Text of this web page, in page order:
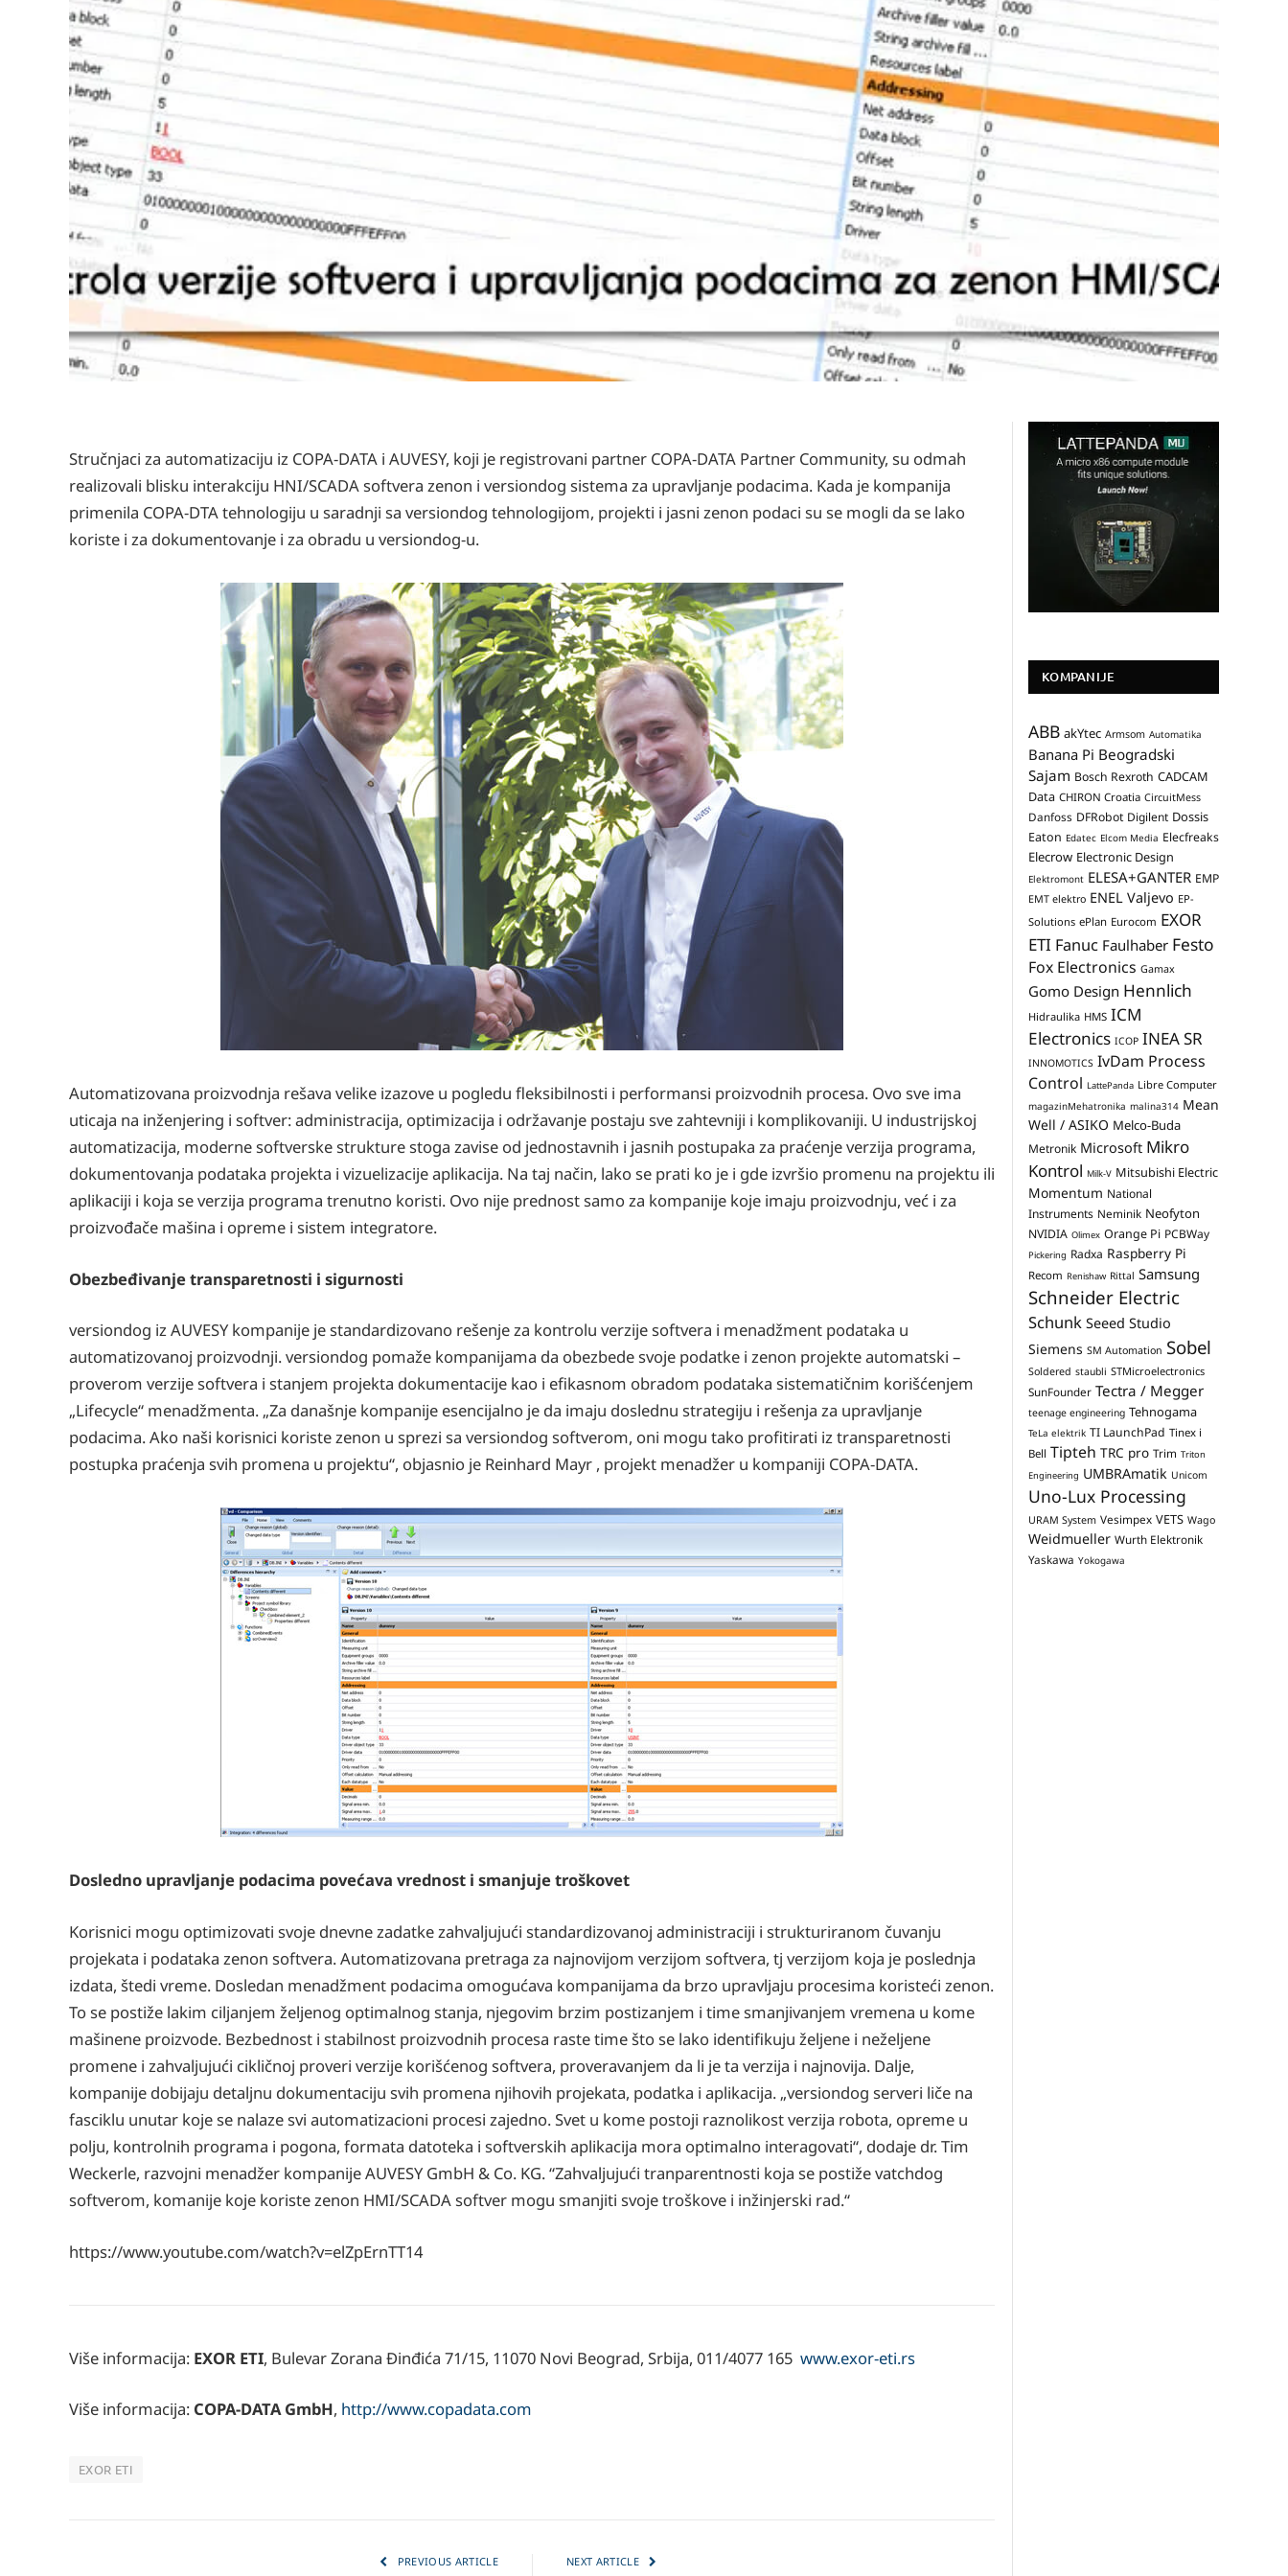
Stručnjaci za automatizaciju iz COPA-DATA i AUVESY, koji je registrovani partner COPA-DATA Partner Community, su odmah
realizovali blisku interakciju HNI/SCADA softvera zenon i versiondog sistema za upravljanje podacima. Kada je kompanija
primenila COPA-DTA tehnologiju u saradnji sa versiondog tehnologijom, projekti i jasni zenon podaci su se mogli da se lako
koriste i za dokumentovanje i za obradu u versiondog-u.
Automatizovana proizvodnja rešava velike izazove u pogledu fleksibilnosti i performansi proizvodnih procesa. Ovo sve ima
uticaja na inženjering i softver: administracija, optimizacija i održavanje postaju sve zahtevniji i komplikovaniji. U industrijskoj
automatizacija, moderne softverske strukture stoga zavise od jednostavnih i jasnih postupaka za praćenje verzija programa,
dokumentovanja podataka projekta i vizuelizacije aplikacija. Na taj način, lako se prati ko je i gde izvršio promenu na projektu ili
aplikaciji i koja se verzija programa trenutno koristi. Ovo nije prednost samo za kompanije koje imaju proizvodnju, već i za
proizvođače mašina i opreme i sistem integratore.
Obezbeđivanje transparetnosti i sigurnosti
versiondog iz AUVESY kompanije je standardizovano rešenje za kontrolu verzije softvera i menadžment podataka u
automatizovanoj proizvodnji. versiondog pomaže kompanijama da obezbede svoje podatke i zenon projekte automatski –
proverom verzije softvera i stanjem projekta dokumentacije kao i efikasnom obradom podataka sistematičnim korišćenjem
„Lifecycle“ menadžmenta. „Za današnje kompanije esencijalno je da imaju doslednu strategiju i rešenja za upravljanje
podacima. Ako naši korisnici koriste zenon u sprezi sa versiondog softverom, oni mogu tako profitirati iz transparetnosti
postupka praćenja svih promena u projektu“, objasnio je Reinhard Mayr , projekt menadžer u kompaniji COPA-DATA.
Dosledno upravljanje podacima povećava vrednost i smanjuje troškovet
Korisnici mogu optimizovati svoje dnevne zadatke zahvaljujući standardizovanoj administraciji i strukturiranom čuvanju
projekata i podataka zenon softvera. Automatizovana pretraga za najnovijom verzijom softvera, tj verzijom koja je poslednja
izdata, štedi vreme. Dosledan menadžment podacima omogućava kompanijama da brzo upravljaju procesima koristeći zenon.
To se postiže lakim ciljanjem željenog optimalnog stanja, njegovim brzim postizanjem i time smanjivanjem vremena u kome
mašinene proizvode. Bezbednost i stabilnost proizvodnih procesa raste time što se lako identifikuju željene i neželjene
promene i zahvaljujući cikličnoj proveri verzije korišćenog softvera, proveravanjem da li je ta verzija i najnovija. Dalje,
kompanije dobijaju detaljnu dokumentaciju svih promena njihovih projekata, podatka i aplikacija. „versiondog serveri liče na
fasciklu unutar koje se nalaze svi automatizacioni procesi zajedno. Svet u kome postoji raznolikost verzija robota, opreme u
polju, kontrolnih programa i pogona, formata datoteka i softverskih aplikacija mora optimalno interagovati“, dodaje dr. Tim
Weckerle, razvojni menadžer kompanije AUVESY GmbH & Co. KG. “Zahvaljujući tranparentnosti koja se postiže vatchdog
softverom, komanije koje koriste zenon HMI/SCADA softver mogu smanjiti svoje troškove i inžinjerski rad.“
https://www.youtube.com/watch?v=elZpErnTT14
Više informacija: EXOR ETI, Bulevar Zorana Đinđića 71/15, 11070 Novi Beograd, Srbija, 011/4077 165 www.exor-eti.rs
Više informacija: COPA-DATA GmbH, http://www.copadata.com
EXOR ETI
PREVIOUS ARTICLE NEXT ARTICLE
KOMPANIJE
ABB akYtec Armsom Automatika
Banana Pi Beogradski
Sajam Bosch Rexroth CADCAM
Data CHIRON Croatia CircuitMess
Danfoss DFRobot Digilent Dossis
Eaton Edatec Elcom Media Elecfreaks
Elecrow Electronic Design
Elektromont ELESA+GANTER EMP
EMT elektro ENEL Valjevo EP-
Solutions ePlan Eurocom EXOR
ETI Fanuc Faulhaber Festo
Fox Electronics Gamax
Gomo Design Hennlich
Hidraulika HMS ICM
Electronics ICOP INEA SR
INNOMOTICS IvDam Process
Control LattePanda Libre Computer
magazinMehatronika malina314 Mean
Well / ASIKO Melco-Buda
Metronik Microsoft Mikro
Kontrol Milk-V Mitsubishi Electric
Momentum National
Instruments Neminik Neofyton
NVIDIA Olimex Orange Pi PCBWay
Pickering Radxa Raspberry Pi
Recom Renishaw Rittal Samsung
Schneider Electric
Schunk Seeed Studio
Siemens SM Automation Sobel
Soldered staubli STMicroelectronics
SunFounder Tectra / Megger
teenage engineering Tehnogama
TeLa elektrik TI LaunchPad Tinex i
Bell Tipteh TRC pro Trim Triton
Engineering UMBRAmatik Unicom
Uno-Lux Processing
URAM System Vesimpex VETS Wago
Weidmueller Wurth Elektronik
Yaskawa Yokogawa